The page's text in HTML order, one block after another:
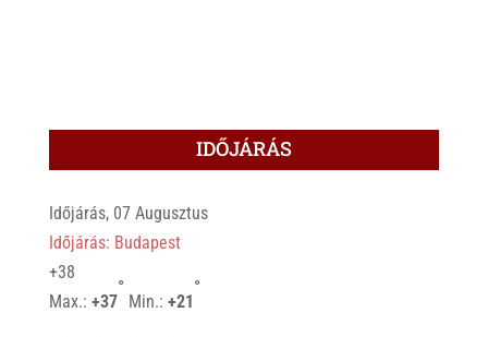
IDŐJÁRÁS
Időjárás, 07 Augusztus
Időjárás: Budapest
+38
Max.: +37
°
Min.: +21
°